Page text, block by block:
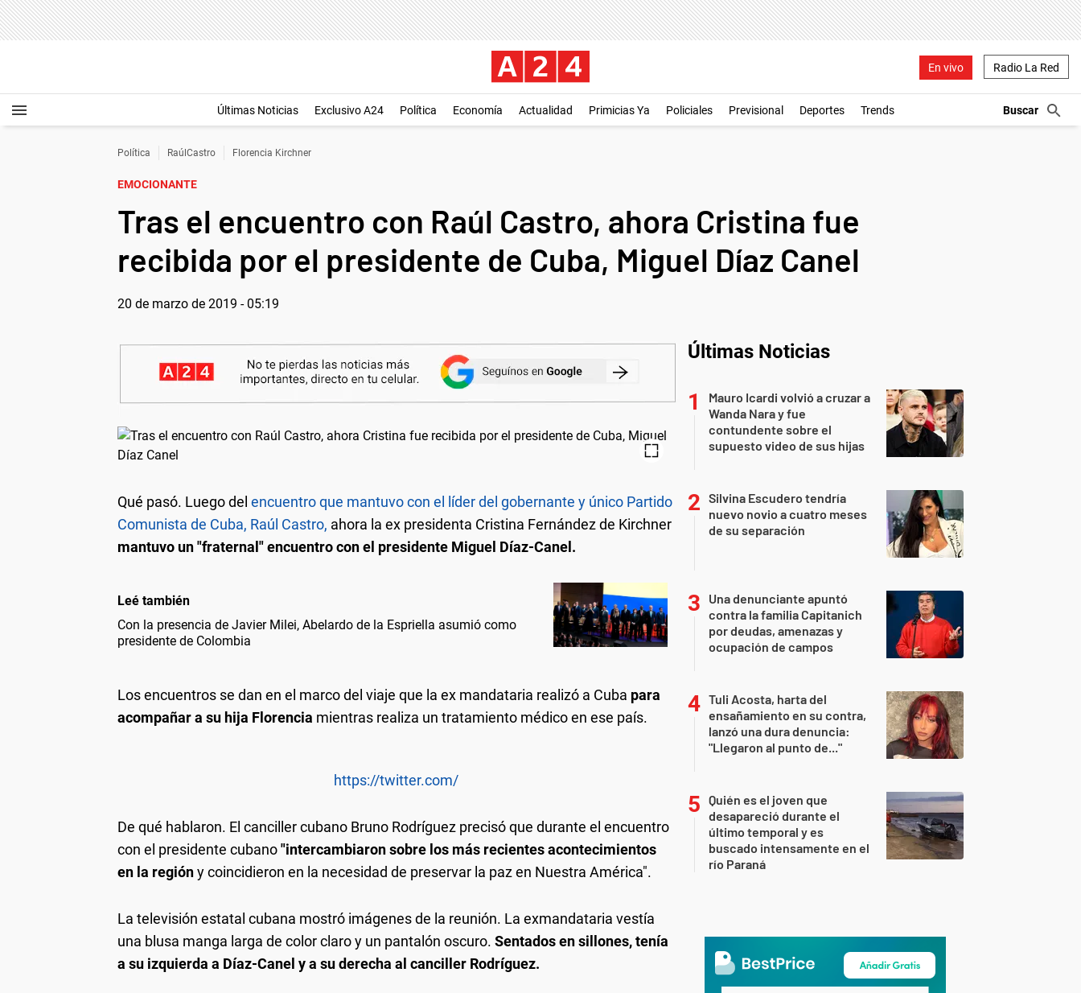
En vivo Radio La Red
Últimas Noticias Exclusivo A24 Política Economía Actualidad Primicias Ya Policiales Previsional Deportes Trends
Política RaúlCastro Florencia Kirchner
EMOCIONANTE
Tras el encuentro con Raúl Castro, ahora Cristina fue
recibida por el presidente de Cuba, Miguel Díaz Canel
20 de marzo de 2019 - 05:19
Qué pasó. Luego del encuentro que mantuvo con el líder del gobernante y único Partido
Comunista de Cuba, Raúl Castro, ahora la ex presidenta Cristina Fernández de Kirchner
mantuvo un "fraternal" encuentro con el presidente Miguel Díaz-Canel.
Leé también
Con la presencia de Javier Milei, Abelardo de la Espriella asumió como
presidente de Colombia
Los encuentros se dan en el marco del viaje que la ex mandataria realizó a Cuba para
acompañar a su hija Florencia mientras realiza un tratamiento médico en ese país.
https://twitter.com/
De qué hablaron. El canciller cubano Bruno Rodríguez precisó que durante el encuentro
con el presidente cubano"intercambiaron sobre los más recientes acontecimientos
en la regióny coincidieron en la necesidad de preservar la paz en Nuestra América".
La televisión estatal cubana mostró imágenes de la reunión. La exmandataria vestía
una blusa manga larga de color claro y un pantalón oscuro. Sentados en sillones, tenía
a su izquierda a Díaz-Canel y a su derecha al canciller Rodríguez.
Últimas Noticias
Mauro Icardi volvió a cruzar a
Wanda Nara y fue
contundente sobre el
supuesto video de sus hijas
Silvina Escudero tendría
nuevo novio a cuatro meses
de su separación
Una denunciante apuntó
contra la familia Capitanich
por deudas, amenazas y
ocupación de campos
Tuli Acosta, harta del
ensañamiento en su contra,
lanzó una dura denuncia:
"Llegaron al punto de..."
Quién es el joven que
desapareció durante el
último temporal y es
buscado intensamente en el
río Paraná